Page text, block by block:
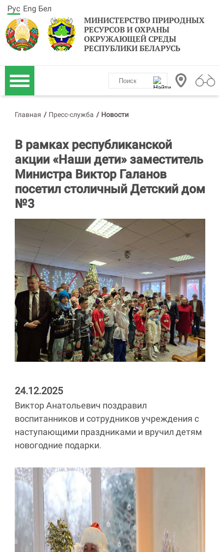
МИНИСТЕРСТВО ПРИРОДНЫХ
РЕСУРСОВ И ОХРАНЫ
ОКРУЖАЮЩЕЙ СРЕДЫ
РЕСПУБЛИКИ БЕЛАРУСЬ
Рус Eng Бел
Главная / Пресс-служба / Новости
В рамках республиканской
акции «Наши дети» заместитель
Министра Виктор Галанов
посетил столичный Детский дом
№3
24.12.2025
Виктор Анатольевич поздравил
воспитанников и сотрудников учреждения с
наступающими праздниками и вручил детям
новогодние подарки.